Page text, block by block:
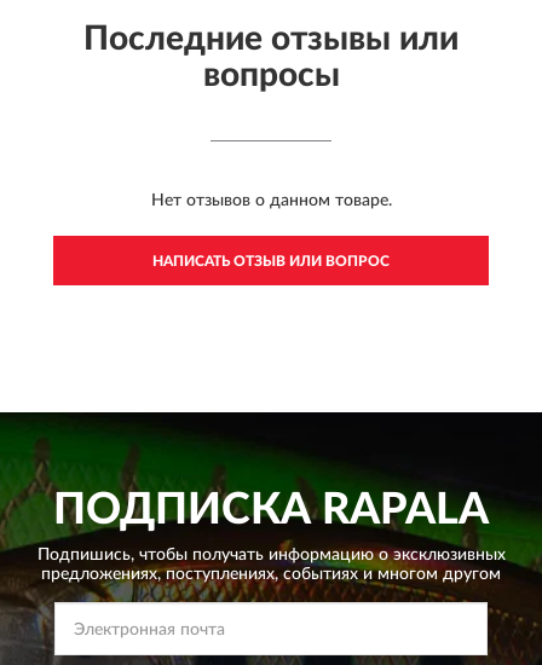
Последние отзывы или
вопросы
Нет отзывов о данном товаре.
НАПИСАТЬ ОТЗЫВ ИЛИ ВОПРОС
ПОДПИСКАRAPALA
Подпишись, чтобы получать информацию о эксклюзивных
предложениях,поступлениях, событиях и многом другом